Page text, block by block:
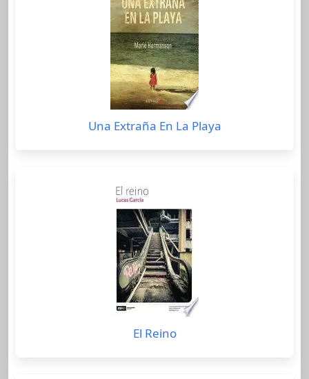
Una Extraña En La Playa
El Reino